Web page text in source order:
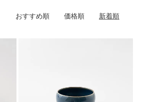
おすすめ順 価格順 新着順